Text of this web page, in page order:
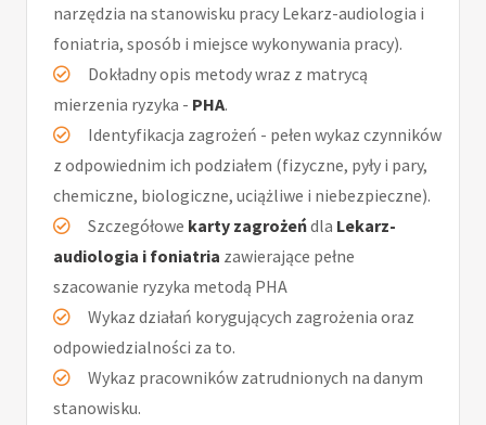
narzędzia na stanowisku pracy Lekarz-audiologia i
foniatria, sposób i miejsce wykonywania pracy).
Dokładny opis metody wraz z matrycą
mierzenia ryzyka - PHA.
Identyfikacja zagrożeń - pełen wykaz czynników
z odpowiednim ich podziałem (fizyczne, pyły i pary,
chemiczne, biologiczne, uciążliwe i niebezpieczne).
Szczegółowe karty zagrożeńdla Lekarz-
audiologia i foniatria zawierające pełne
szacowanie ryzyka metodą PHA
Wykaz działań korygujących zagrożenia oraz
odpowiedzialności za to.
Wykaz pracowników zatrudnionych na danym
stanowisku.